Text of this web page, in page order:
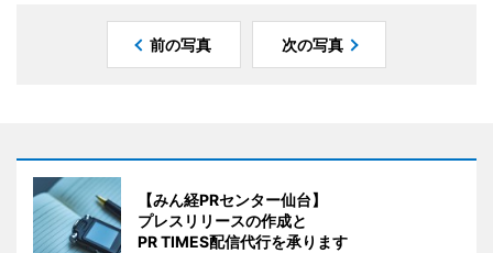
前の写真 次の写真
【みん経PRセンター仙台】
プレスリリースの作成と
PR TIMES配信代行を承ります